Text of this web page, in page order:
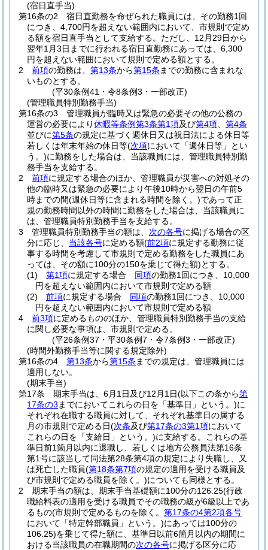
(宿日直手当)
第16条の2
宿日直勤務を命ぜられた職員には、その勤務1回
につき、4,700円を超えない範囲内において、市規則で定め
る額を宿日直手当として支給する。 ただし、12月29日から
翌年1月3日までに行われる宿日直勤務にあっては、6,300
円を超えない範囲において規則で定める額とする。
2
前項の勤務は、 第13条から第15条 までの勤務に含まれな
いものとする。
(平30条例41・令8条例3・一部改正)
(管理職員特別勤務手当)
第16条の3
管理職員が臨時又は緊急の必要その他の公務の
運営の必要により休暇等条例第3条第1項及び第4項
第4条
並びに第5条の規定に基づく週休日又は祝日法による休日等
若しくは年末年始の休日等(次項において「週休日等」とい
う。)に勤務をした場合は、当該職員には、管理職員特別勤
務手当を支給する。
2
前項に規定する場合のほか、管理職員が災害への対処その
他の臨時又は緊急の必要により午後10時から翌日の午前5
時までの間(週休日等に含まれる時間を除く。)であって正
規の勤務時間以外の時間に勤務をした場合は、当該職員に
は、管理職員特別勤務手当を支給する。
3
管理職員特別勤務手当の額は、 次の各号に掲げる場合の区
分に応じ、 当該各号に定める額(前2項に規定する勤務に従
事する時間を考慮して市規則で定める勤務をした職員にあ
っては、その額に100分の150を乗じて得た額)とする。
(1)
第1項に規定する場合 同項の勤務1回につき、10,000
円を超えない範囲内において市規則で定める額
(2)
前項に規定する場合 同項の勤務1回につき、10,000
円を超えない範囲内において市規則で定める額
4
前3項に定めるもののほか、管理職員特別勤務手当の支給
に関し必要な事項は、市規則で定める。
(平26条例37・平30条例7・令7条例3・一部改正)
(時間外勤務手当等に関する規定除外)
第16条の4
第13条から第15条 までの規定は、管理職員には
適用しない。
(期末手当)
第17条
期末手当は、6月1日及び12月1日(以下この条から第
17条の3 までにおいてこれらの日を「基準日」という。)に
それぞれ在職する職員に対して、それぞれ基準日の属する
月の市規則で定める日(次条及び第17条の3第1項において
これらの日を「支給日」という。)に支給する。
これらの基
準日前1箇月以内に退職し、若しくは地方公務員法第16条
第1号に該当して同法第28条第4項の規定により失職し、又
は死亡した職員(第18条第7項の規定の適用を受ける職員及
び市規則で定める職員を除く。)についても同様とする。
2
期末手当の額は、期末手当基礎額に100分の126.25(行政
職給料表の適用を受ける職員でその職務の級が6級以上であ
るもの(市規則で定めるものを除く。 第17条の4第2項各号
において「特定幹部職員」という。)にあっては100分の
106.25)を乗じて得た額に、基準日以前6箇月以内の期間に
おける当該職員の在職期間の次の各号に掲げる区分に応